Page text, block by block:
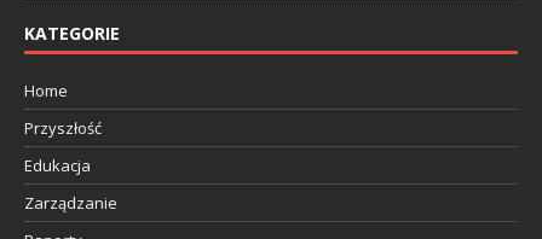
KATEGORIE
Home
Przyszłość
Edukacja
Zarządzanie